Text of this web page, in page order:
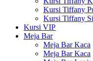
Kursi Tiffany
Kursi Tiffany
Kursi VIP
Meja Bar
Meja Bar Kaca
Meja Bar Kaca